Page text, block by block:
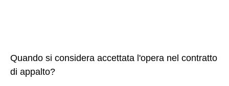
Quando si considera accettata l'opera nel contratto
di appalto?